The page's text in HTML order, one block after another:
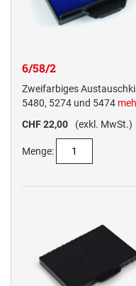
6/58/2
Zweifarbiges
5480, 5274 und 5474
CHF 22,00
(exkl. MwSt.)
Menge: